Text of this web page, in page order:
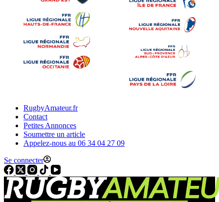
RugbyAmateur.fr
Contact
Petites Annonces
Soumettre un article
Appelez-nous au 06 34 04 27 09
Se connecter